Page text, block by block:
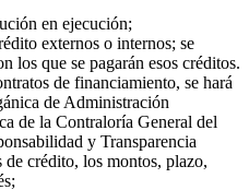
en ejecución;
externos o internos; se
los que se pagarán esos créditos.
de financiamiento, se hará
de Administración
de la Contraloría General del
y Transparencia
crédito, los montos, plazo,